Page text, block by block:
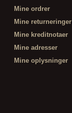
Mine ordrer
Mine returneringer
Mine kreditnotaer
Mine adresser
Mine oplysninger